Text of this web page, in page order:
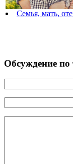
Семья, мать,
Обсуждение по